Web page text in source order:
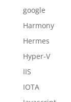
google
Harmony
Hermes
Hyper-V
IIS
IOTA